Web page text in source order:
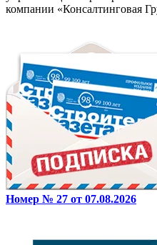
компании «Консалтинговая
Номер № 27 от 07.08.2026